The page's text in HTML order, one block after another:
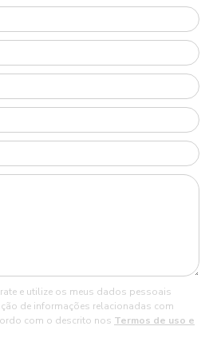
e utilize os meus dados pessoais
de informações relacionadas com
com o descrito nos Termos de uso e